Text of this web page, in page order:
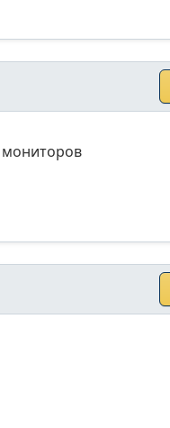
мониторов